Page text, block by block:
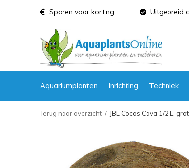
Aquariumplanten Inrichting Techniek
Sparen voor korting Uitgebreid
Terug naar overzicht JBL Cocos Cava 1/2 L, grot